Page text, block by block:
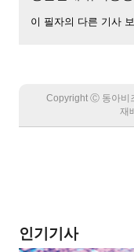
이 필자의 다른 기사
Copyright Ⓒ 동아비
재
인기기사